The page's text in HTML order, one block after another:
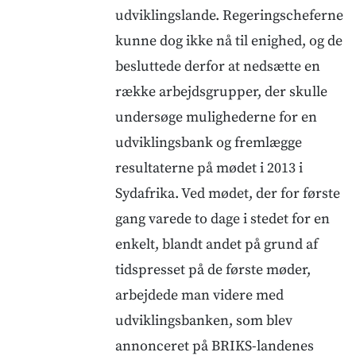
udviklingslande. Regeringscheferne
kunne dog ikke nå til enighed, og de
besluttede derfor at nedsætte en
række arbejdsgrupper, der skulle
undersøge mulighederne for en
udviklingsbank og fremlægge
resultaterne på mødet i 2013 i
Sydafrika. Ved mødet, der for første
gang varede to dage i stedet for en
enkelt, blandt andet på grund af
tidspresset på de første møder,
arbejdede man videre med
udviklingsbanken, som blev
annonceret på BRIKS-landenes